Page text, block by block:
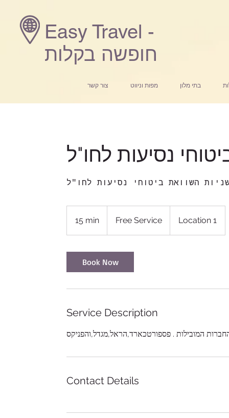
Easy Travel -
חופשה בקלות
צור קשר מפות וניווט בתי מלון
נסיעות לחו"ל
15 min
5
Free Service Location 1
Book Now
Service Description
המובילות . פספורטכארד,הראל,מגדל,והפניקס
Contact Details